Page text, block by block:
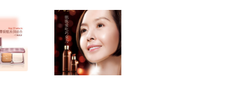
日本纯进口保湿品牌：贝佳斯泥膜    英国纯进口抗
销商朋友开始了解和熟悉我们，更多的经销商朋友加入到我
务的规模日新月异，市场占有率日益提高。